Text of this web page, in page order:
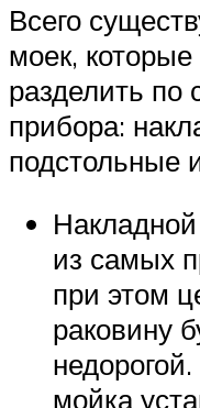
Всего
моек,
разделить по
прибора:
подстольные
из самых
при этом
раковину
мойка